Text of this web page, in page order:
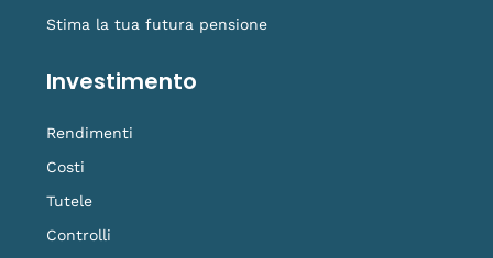
Stima la tua futura pensione
Investimento
Rendimenti
Costi
Tutele
Controlli